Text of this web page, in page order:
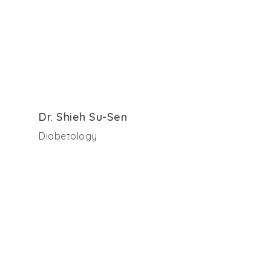
Dr. Shieh Su-Sen
Diabetology